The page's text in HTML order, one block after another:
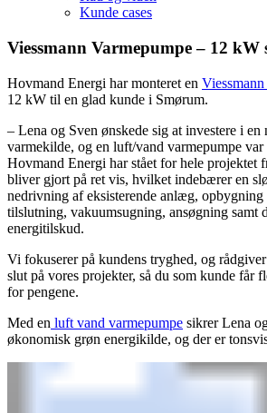
Kunde cases
Viessmann Varmepumpe – 12
Hovmand Energi har monteret en
12 kW til en glad kunde i Smørum.
– Lena og Sven ønskede sig at investere i en
varmekilde, og en luft/vand varmepumpe var
Hovmand Energi har stået for hele projektet
bliver gjort på ret vis, hvilket indebærer en
nedrivning af eksisterende anlæg,
tilslutning, vakuumsugning, ansøgning samt
energitilskud.
Vi fokuserer på kundens tryghed, og
slut på vores projekter, så du som kunde får
for pengene.
Med en luft vand varmepumpe sikrer Lena
økonomisk grøn energikilde, og der er